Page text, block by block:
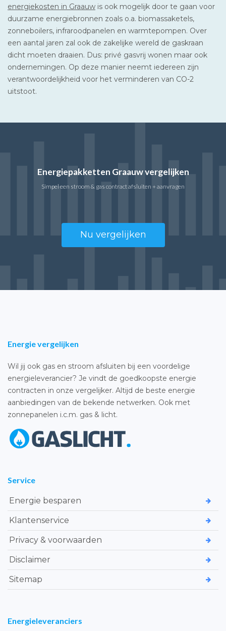
energiekosten in Graauw is ook mogelijk door te gaan voor
duurzame energiebronnen zoals o.a. biomassaketels,
zonneboilers, infraroodpanelen en warmtepompen. Over
een aantal jaren zal ook de zakelijke wereld de gaskraan
dicht moeten draaien. Dus: privé gasvrij wonen maar ook
ondernemingen. Op deze manier neemt iedereen zijn
verantwoordelijkheid voor het verminderen van CO-2
uitstoot.
Energiepakketten Graauw vergelijken
Simpel een stroom & gas contract afsluiten + aanvragen
Nu vergelijken
Energie vergelijken
Wil jij ook gas en stroom afsluiten bij een voordelige
energieleverancier? Je vindt de goedkoopste energie
contracten in onze vergelijker. Altijd de beste energie
aanbiedingen van de bekende netwerken. Ook met
zonnepanelen i.c.m. gas & licht.
Service
Energie besparen
Klantenservice
Privacy & voorwaarden
Disclaimer
Sitemap
Energieleveranciers